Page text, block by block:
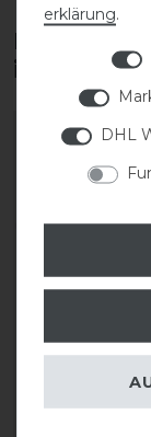
Diese
-10%
Unterlegtrense
erklärung.
DHL